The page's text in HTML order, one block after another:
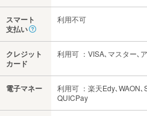
スマート
支払い
利用不可
クレジット
カード
利用可 ：VISA､マスター､
電子マネー
利用可 ：楽天Edy､WAON
QUICPay